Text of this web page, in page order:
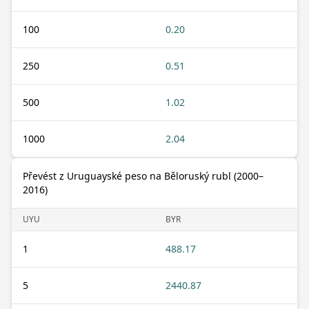
100 0.20
250 0.51
500 1.02
1000 2.04
Převést z Uruguayské peso na Běloruský rubl (2000–
2016)
UYU BYR
1 488.17
5 2440.87